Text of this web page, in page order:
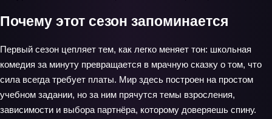
Почему этот сезон запоминается
Первый сезон цепляет тем, как легко меняет тон: школьная
комедия за минуту превращается в мрачную сказку о том, что
сила всегда требует платы. Мир здесь построен на простом
учебном задании, но за ним прячутся темы взросления,
зависимости и выбора партнёра, которому доверяешь спину.